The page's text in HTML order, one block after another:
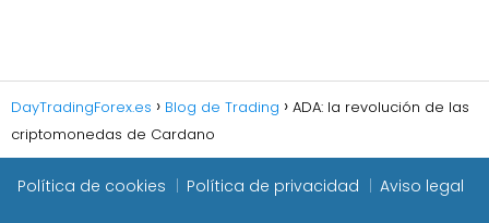
DayTradingForex.es Blog de Trading
ADA: la revolución de las
criptomonedas de Cardano
Política de cookies Política de privacidad Aviso legal